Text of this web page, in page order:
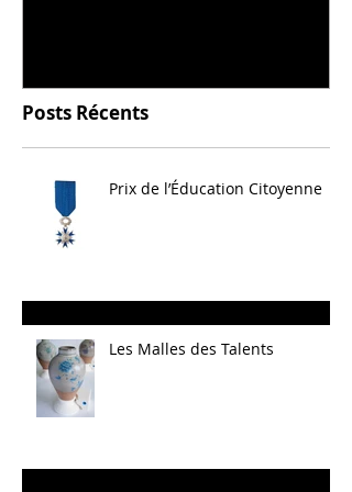
Posts Récents
Prix de l’Éducation Citoyenne
Les Malles des Talents